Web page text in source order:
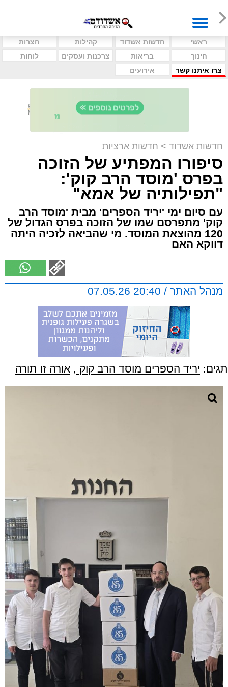
ראשי חדשות אשדוד קהילות
חצרות
חינוך
בריאות צרכנות ועסקים
לוחות
צרו איתנו קשר
אירועים
חדשות אשדוד > חדשות ארציות
סיפורו המפתיע של הזוכה
בפרס 'מוסד הרב קוק':
"תפילותיה של אמא"
עם סיום ימי 'יריד הספרים' מבית 'מוסד הרב
קוק' מתפרסם שמו של הזוכה בפרס הגדול של
120 מהוצאת המוסד. מי שהביאה לזכיה היתה
דווקא האם
מנהל האתר / 20:40 07.05.26
תגים: יריד הספרים מוסד הרב קוק , אורה זו תורה